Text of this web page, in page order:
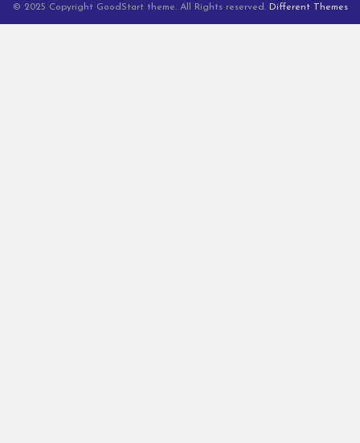
© 2025 Copyright GoodStart theme. All Rights reserved. Different Themes